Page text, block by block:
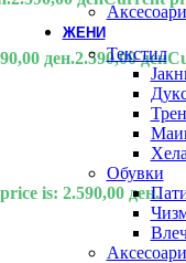
Аксесоари
ЖЕНИ
Текстил
Обувки
Аксесоари
ден.2.590,00ден
is: 2.590,00 ден.